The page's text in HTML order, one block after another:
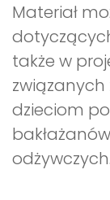
Materiał
także w
związanych
dzieciom
odżywczych.